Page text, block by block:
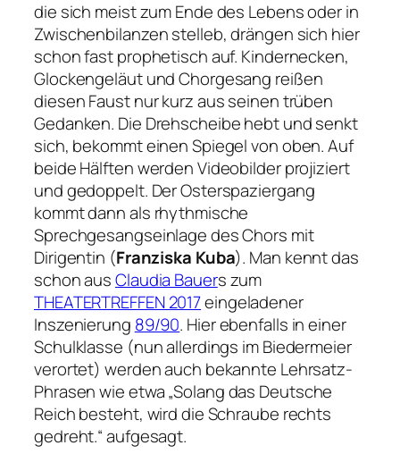
die sich meist zum Ende des Lebens oder in
Zwischenbilanzen stelleb, drängen sich hier
schon fast prophetisch auf. Kindernecken,
Glockengeläut und Chorgesang reißen
diesen Faust nur kurz aus seinen trüben
Gedanken. Die Drehscheibe hebt und senkt
sich, bekommt einen Spiegel von oben. Auf
beide Hälften werden Videobilder projiziert
und gedoppelt. Der Osterspaziergang
kommt dann als rhythmische
Sprechgesangseinlage des Chors mit
Dirigentin (Franziska Kuba). Man kennt das
schon ausClaudia Bauers zum
THEATERTREFFEN 2017eingeladener
Inszenierung 89/90. Hier ebenfalls in einer
Schulklasse (nun allerdings im Biedermeier
verortet) werden auch bekannte Lehrsatz-
Phrasen wie etwa„Solang das Deutsche
Reich besteht, wird die Schraube rechts
gedreht.“aufgesagt.